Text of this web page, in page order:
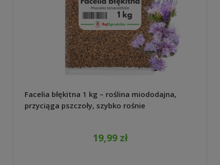
Facelia błękitna 1 kg – roślina miododajna,
przyciąga pszczoły, szybko rośnie
19,99 zł